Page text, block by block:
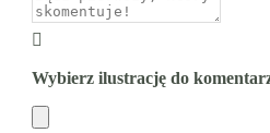
Wybierz ilustrację do